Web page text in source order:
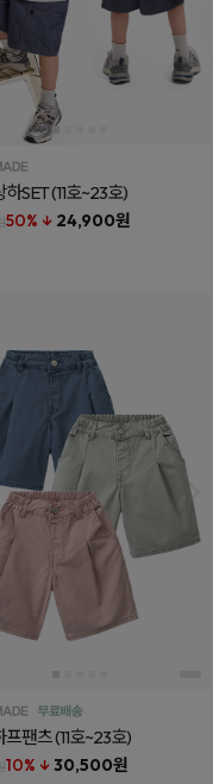
하SET(11호~23호)
50% ↓ 24,900원
프팬츠(11호~23호)
10% ↓ 30,500원